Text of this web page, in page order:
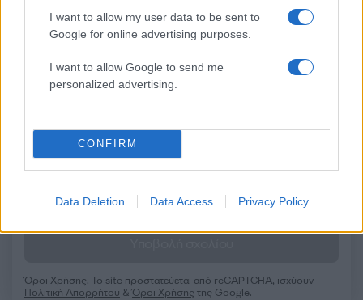
I want to allow my user data to be sent to
Google for online advertising purposes.
I want to allow Google to send me
personalized advertising.
CONFIRM
Data Deletion Data Access Privacy Policy
Σχολίασε εδώ
2000 /2000
Όροι Χρήσης. Το site προστατεύεται από reCAPTCHA, ισχύουν
Πολιτική Απορρήτου &Όροι Χρήσης της Google.